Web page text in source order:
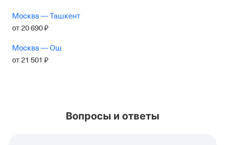
Москва — Ташкент
от20690₽
Москва — Ош
от21 501 ₽
Вопросы и ответы